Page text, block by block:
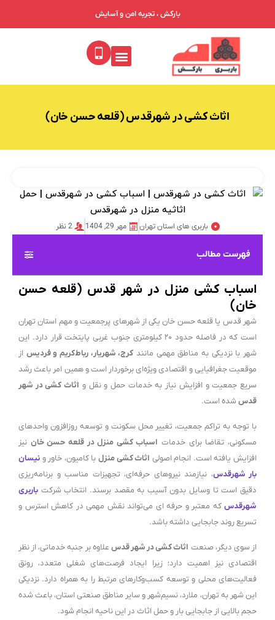
بارکش ، تجربه امن و آسایش
اثاث کشی در شهرقدس (قلعه حسن خان)
باربری های استان تهران مهر 29, 1404 2 نظر
فهرست مطالب
اسباب کشی منزل در شهر قدس (قلعه حسن
خان)
شهر قدس یا قلعه حسن خان یکی از شهرهای پرجمعیت و مهم استان تهران
است که در فاصله حدود ۲۰ کیلومتری جنوب غربی پایتخت قرار دارد. این
شهر با نزدیکی به مناطق مهمی مانند کرج، شهریار، رباط‌کریم و فردیس از
موقعیت جغرافیایی و اقتصادی ویژه‌ای برخوردار است و همین امر باعث رشد
سریع جمعیت و افزایش نیاز به خدمات حمل و نقل و اثاث کشی در شهر
قدس شده است.
با توجه به تراکم جمعیت، تغییر محل سکونت و توسعه روزافزون واحدهای
مسکونی، تقاضا برای خدمات اسباب کشی منزل در قلعه حسن خان نیز
افزایش یافته است. انجام اصولی اثاث کشی منزل با کامیون، خاور و نیسان
بار شهرقدس، نیازمند نیروهای حرفه‌ای، تجهیزات مناسب و برنامه‌ریزی
دقیق است تا وسایل بدون آسیب به مقصد برسند. انتخاب شرکت باربری
شهرقدس که معتبر و حرفه ای می‌تواند نقش مهمی در کاهش استرس و
تسریع روند جابجایی داشته باشد.
از سوی دیگر، صنعت اثاث کشی در شهر قدس علاوه بر جنبه خدماتی، از نظر
اقتصادی نیز اهمیت دارد؛ زیرا ایجاد فرصت‌های شغلی متعدد، رونق
فعالیت‌های محلی و توسعه کسب‌وکارهای مرتبط را به همراه دارد. نزدیکی
این شهر به تهران، ملارد، نسیم‌شهر و سایر مناطق صنعتی استان، باعث شده
حجم بالایی از جابجایی بار و حمل اثاث در این ناحیه انجام شود.